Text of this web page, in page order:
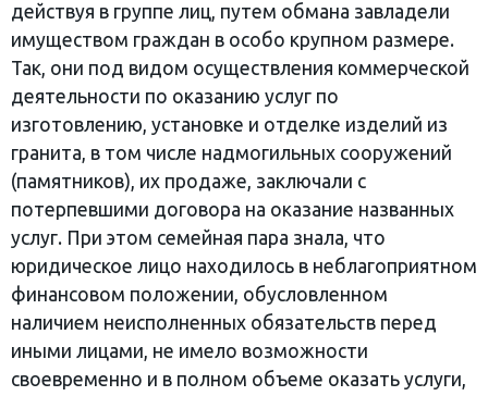
действуя в группе лиц, путем обмана завладели
имуществом граждан в особо крупном размере.
Так, они под видом осуществления коммерческой
деятельности по оказанию услуг по
изготовлению, установке и отделке изделий из
гранита, в том числе надмогильных сооружений
(памятников), их продаже, заключали с
потерпевшими договора на оказание названных
услуг. При этом семейная пара знала, что
юридическое лицо находилось в неблагоприятном
финансовом положении, обусловленном
наличием неисполненных обязательств перед
иными лицами, не имело возможности
своевременно и в полном объеме оказать услуги,